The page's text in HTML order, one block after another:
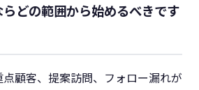
どの範囲から始めるべきです
顧客、提案訪問、フォロー漏れが